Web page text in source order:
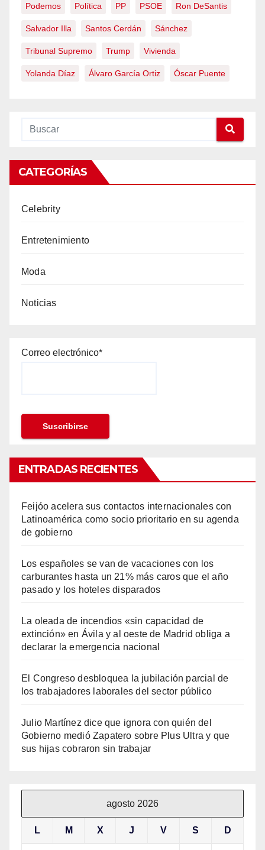
Podemos Política PP PSOE Ron DeSantis
Salvador Illa Santos Cerdán Sánchez
Tribunal Supremo Trump Vivienda
Yolanda Díaz Álvaro García Ortiz Óscar Puente
CATEGORÍAS
Celebrity
Entretenimiento
Moda
Noticias
Correo electrónico*
ENTRADAS RECIENTES
Feijóo acelera sus contactos internacionales con
Latinoamérica como socio prioritario en su agenda
de gobierno
Los españoles se van de vacaciones con los
carburantes hasta un 21% más caros que el año
pasado y los hoteles disparados
La oleada de incendios «sin capacidad de
extinción» en Ávila y al oeste de Madrid obliga a
declarar la emergencia nacional
El Congreso desbloquea la jubilación parcial de
los trabajadores laborales del sector público
Julio Martínez dice que ignora con quién del
Gobierno medió Zapatero sobre Plus Ultra y que
sus hijas cobraron sin trabajar
agosto 2026
L M X J V S D